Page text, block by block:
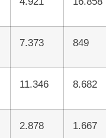
7.373 849
11.346 8.682
2.878 1.667